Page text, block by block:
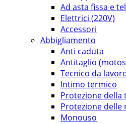
Ad asta fissa e
Elettrici (220V)
Accessori
Abbigliamento
Anti caduta
Antitaglio
Tecnico da
Intimo termico
Protezione della
Protezione delle
Monouso